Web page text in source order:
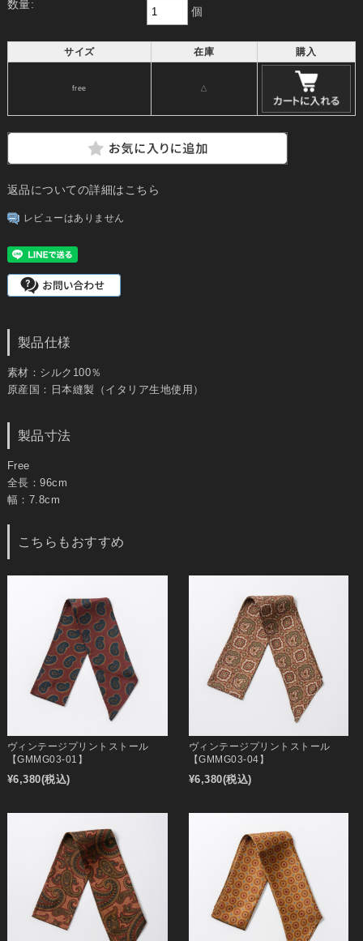
数量:
個
サイズ 在庫 購入
free △
返品についての詳細はこちら
レビューはありません
製品仕様
素材：シルク100％
原産国：日本縫製（イタリア生地使用）
製品寸法
Free
全長：96cm
幅：7.8cm
こちらもおすすめ
ヴィンテージプリントストール
【GMMG03-01】
¥6,380(税込)
ヴィンテージプリントストール
【GMMG03-04】
¥6,380(税込)